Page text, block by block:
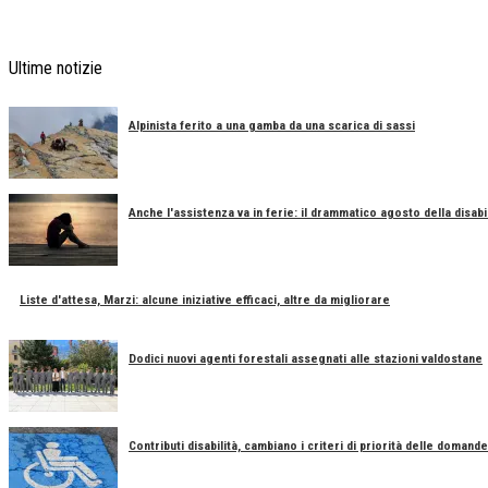
Ultime notizie
Alpinista ferito a una gamba da una scarica di sassi
Anche l'assistenza va in ferie: il drammatico agosto della
Liste d'attesa, Marzi: alcune iniziative efficaci, altre da migliorare
Dodici nuovi agenti forestali assegnati alle stazioni valdostane
Contributi disabilità, cambiano i criteri di priorità delle domande